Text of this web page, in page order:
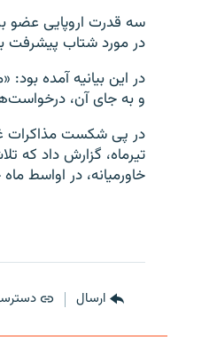
در مورد شتاب پیشرفت
در این بیانیه آمده
و به جای آن،
در پی شکست مذاکرات
تیرماه، گزارش داد که
خاورمیانه، در اواسط
ارسال